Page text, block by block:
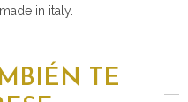
in italy.
TE